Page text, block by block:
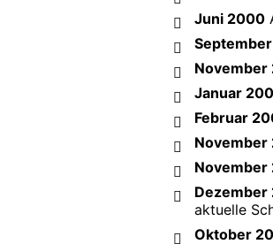
Juni 2000
November
Januar
Februar
November
November
Dezember
aktuelle
Oktober